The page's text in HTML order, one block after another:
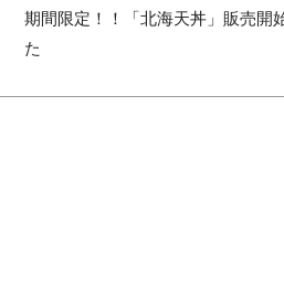
期間限定！！「北海天丼」販売開
た